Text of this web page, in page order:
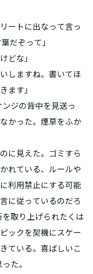
ートに出なって言っ
だぞって」
どな」
しますね。書いてほ
ます」
ジの背中を見送っ
かった。煙草をふか
に見えた。ゴミすら
れている、ルールや
利用禁止にする可能
に従っているのだろ
取り上げられたくは
ックを契機にスケー
ている。喜ばしいこ
た。